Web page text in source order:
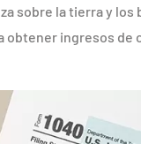
sobre la tierra y
ingresos